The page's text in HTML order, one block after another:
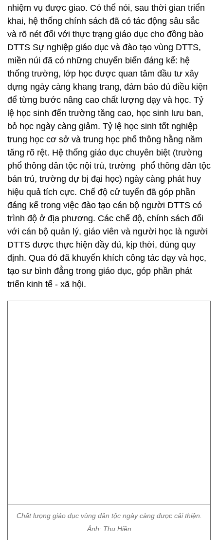
nhiệm vụ được giao. Có thể nói, sau thời gian triển
khai, hệ thống chính sách đã có tác động sâu sắc
và rõ nét đối với thực trạng giáo dục cho đồng bào
DTTS Sự nghiệp giáo dục và đào tạo vùng DTTS,
miền núi đã có những chuyển biến đáng kể: hệ
thống trường, lớp học được quan tâm đầu tư xây
dựng ngày càng khang trang, đảm bảo đủ điều kiện
để từng bước nâng cao chất lượng dạy và học. Tỷ
lệ học sinh đến trường tăng cao, học sinh lưu ban,
bỏ học ngày càng giảm. Tỷ lệ học sinh tốt nghiệp
trung học cơ sở và trung học phổ thông hằng năm
tăng rõ rệt. Hệ thống giáo dục chuyên biệt (trường
phổ thông dân tộc nội trú, trường phổ thông dân tộc
bán trú, trường dự bị đại học) ngày càng phát huy
hiệu quả tích cực. Chế độ cử tuyển đã góp phần
đáng kể trong việc đào tạo cán bộ người DTTS có
trình độ ở địa phương. Các chế độ, chính sách đối
với cán bộ quản lý, giáo viên và người học là người
DTTS được thực hiện đầy đủ, kịp thời, đúng quy
định. Qua đó đã khuyến khích công tác dạy và học,
tạo sư bình đẳng trong giáo dục, góp phần phát
triển kinh tế - xã hội.
Chất lượng giáo dục vùng dân tộc ngày càng được cải thiện.
Ảnh: Thu Hiền